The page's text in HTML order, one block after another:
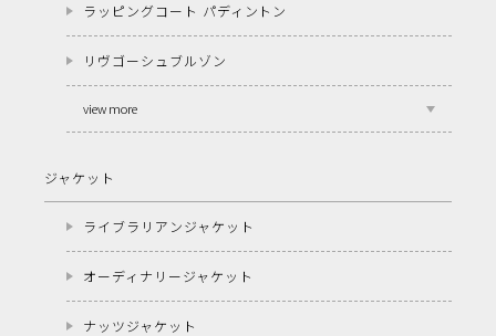
ラッピングコート パディントン
リヴゴーシュブルゾン
view more
ジャケット
ライブラリアンジャケット
オーディナリージャケット
ナッツジャケット